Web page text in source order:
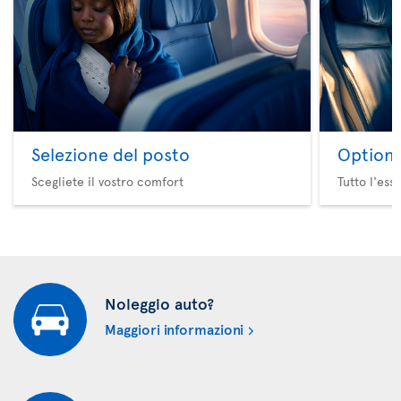
Selezione del posto
Scegliete il vostro comfort
Option
Tutto
Noleggio auto?
Maggiori informazioni